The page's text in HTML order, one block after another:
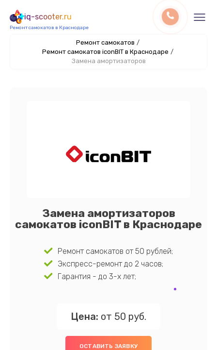
iq-scooter.ru
Ремонт самокатов в Краснодаре
Ремонт самокатов /
Ремонт самокатов iconBIT в Краснодаре /
Замена амортизаторов
Замена амортизаторов
самокатов iconBIT в Краснодаре
Ремонт самокатов от 50 рублей;
Экспресс-ремонт до 2 часов;
Гарантия - до 3-х лет;
Цена: от 50 руб.
ОСТАВИТЬ ЗАЯВКУ